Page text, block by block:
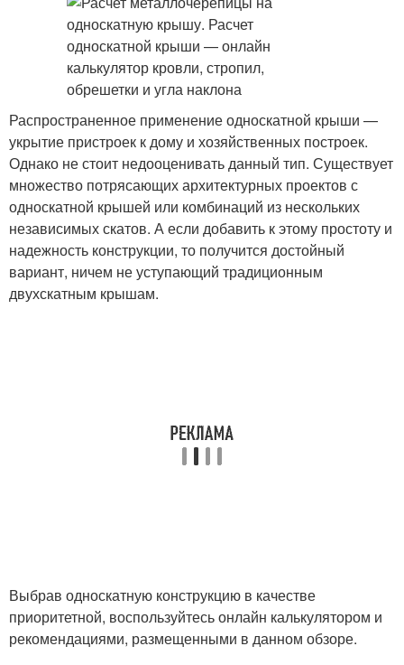
Распространенное применение односкатной крыши —
укрытие пристроек к дому и хозяйственных построек.
Однако не стоит недооценивать данный тип. Существует
множество потрясающих архитектурных проектов с
односкатной крышей или комбинаций из нескольких
независимых скатов. А если добавить к этому простоту и
надежность конструкции, то получится достойный
вариант, ничем не уступающий традиционным
двухскатным крышам.
Выбрав односкатную конструкцию в качестве
приоритетной, воспользуйтесь онлайн калькулятором и
рекомендациями, размещенными в данном обзоре.